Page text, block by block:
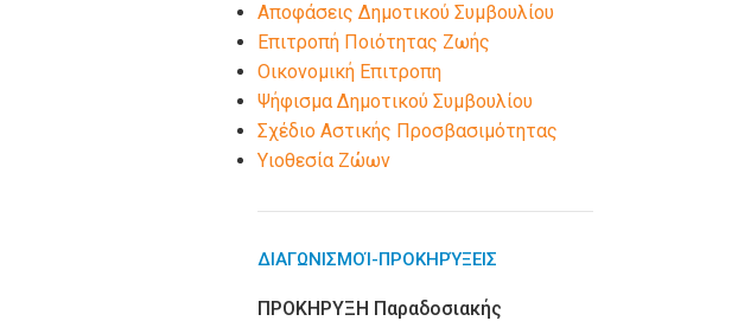
Αποφάσεις Δημοτικού Συμβουλίου
Επιτροπή Ποιότητας Ζωής
Οικονομική Επιτροπη
Ψήφισμα Δημοτικού Συμβουλίου
Σχέδιο Αστικής Προσβασιμότητας
Υιοθεσία Ζώων
ΔΙΑΓΩΝΙΣΜΟΊ-ΠΡΟΚΗΡΎΞΕΙΣ
ΠΡΟΚΗΡΥΞΗ Παραδοσιακής